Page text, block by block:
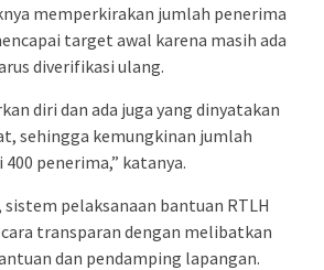
memperkirakan jumlah penerima
target awal karena masih ada
diverifikasi ulang.
diri dan ada juga yang dinyatakan
sehingga kemungkinan jumlah
penerima,” katanya.
pelaksanaan bantuan RTLH
transparan dengan melibatkan
dan pendamping lapangan.